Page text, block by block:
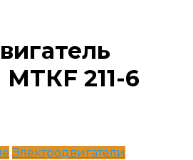
211-6
Электродвигатели